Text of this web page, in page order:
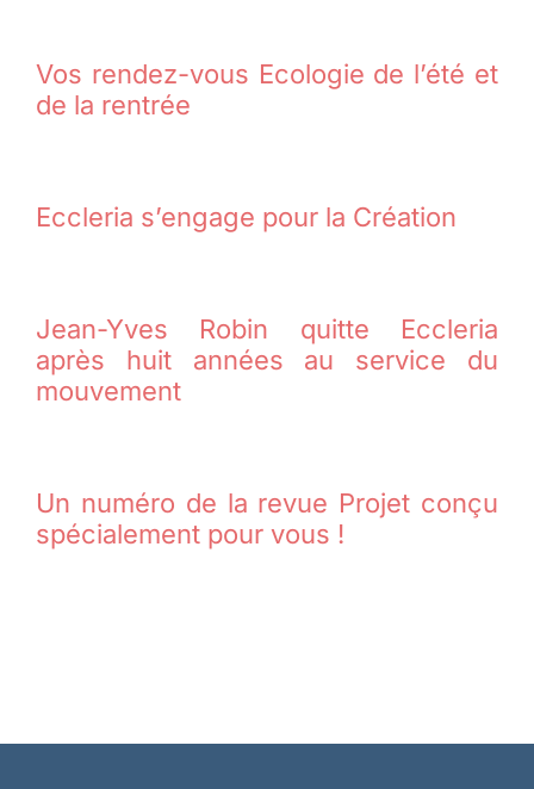
Vos rendez-vous Ecologie de l’été et
de la rentrée
Eccleria s’engage pour la Création
Jean-Yves Robin quitte Eccleria
après huit années au service du
mouvement
Un numéro de la revue Projet conçu
spécialement pour vous !